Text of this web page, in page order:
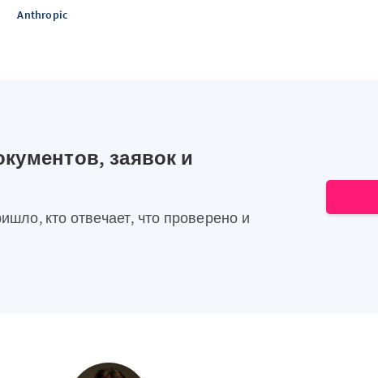
Anthropic
заявок и
кто отвечает, что проверено и